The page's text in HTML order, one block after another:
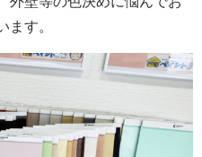
ます。